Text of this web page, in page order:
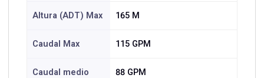
Altura (ADT) Max 165 M
Caudal Max 115 GPM
Caudal medio 88 GPM